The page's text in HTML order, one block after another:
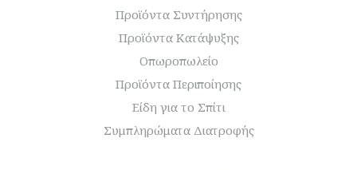
Προϊόντα Συντήρησης
Προϊόντα Κατάψυξης
Οπωροπωλείο
Προϊόντα Περιποίησης
Είδη για το Σπίτι
Συμπληρώματα Διατροφής